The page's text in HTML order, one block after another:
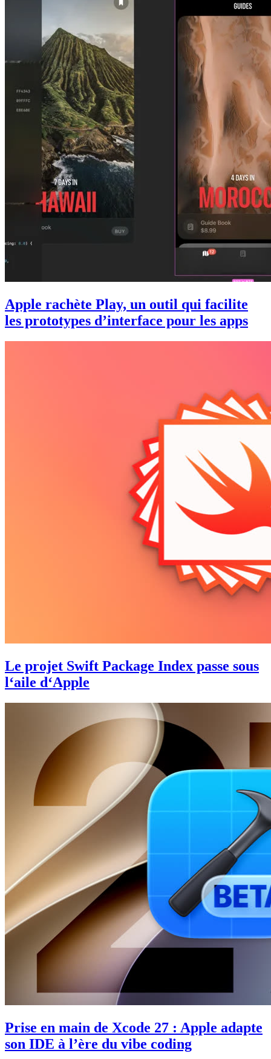
Apple rachète Play, un outil qui facilite
les prototypes d’interface pour les apps
Le projet Swift Package Index passe sous
l‘aile d‘Apple
Prise en main de Xcode 27 : Apple adapte
son IDE à l’ère du vibe coding